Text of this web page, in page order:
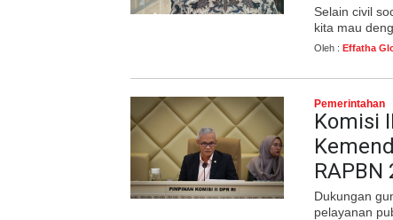
Selain civil
kita mau
Oleh : Effatha
Pemerintahan
Komisi
RAPBN
Dukungan
pelayanan